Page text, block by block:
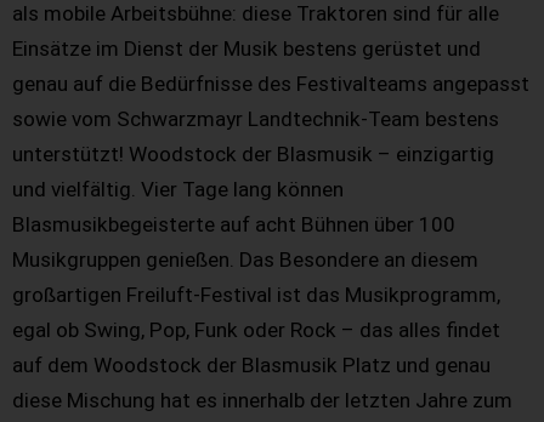
als mobile Arbeitsbühne: diese Traktoren sind für alle
Einsätze im Dienst der Musik bestens gerüstet und
genau auf die Bedürfnisse des Festivalteams angepasst
sowie vom Schwarzmayr Landtechnik-Team bestens
unterstützt! Woodstock der Blasmusik – einzigartig
und vielfältig. Vier Tage lang können
Blasmusikbegeisterte auf acht Bühnen über 100
Musikgruppen genießen. Das Besondere an diesem
großartigen Freiluft-Festival ist das Musikprogramm,
egal ob Swing, Pop, Funk oder Rock – das alles findet
auf dem Woodstock der Blasmusik Platz und genau
diese Mischung hat es innerhalb der letzten Jahre zum